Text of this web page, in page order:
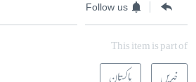
Follow us
This item is part of
خبریں پاکستان